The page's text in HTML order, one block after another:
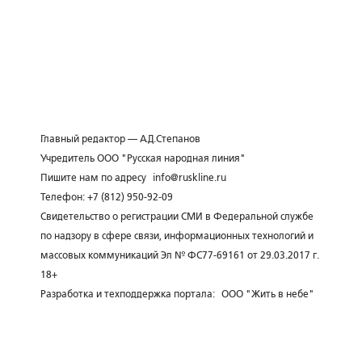
Главный редактор — А.Д.Степанов
Учредитель ООО "Русская народная линия"
Пишите нам по адресу
info@ruskline.ru
Телефон: +7 (812) 950-92-09
Свидетельство о регистрации СМИ в Федеральной службе
по надзору в сфере связи, информационных технологий и
массовых коммуникаций Эл № ФС77-69161 от 29.03.2017 г.
18+
Разработка и техподдержка портала: ООО "Жить в небе"